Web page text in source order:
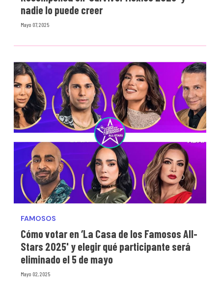
nadie lo puede creer
Mayo 07, 2025
FAMOSOS
Cómo votar en ‘La Casa de los Famosos All-
Stars 2025' y elegir qué participante será
eliminado el 5 de mayo
Mayo 02, 2025